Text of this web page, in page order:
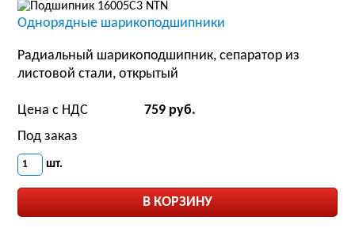
Однорядные шарикоподшипники
Радиальный шарикоподшипник, сепаратор из
листовой стали, открытый
Цена с НДС
759 руб.
Под заказ
шт.